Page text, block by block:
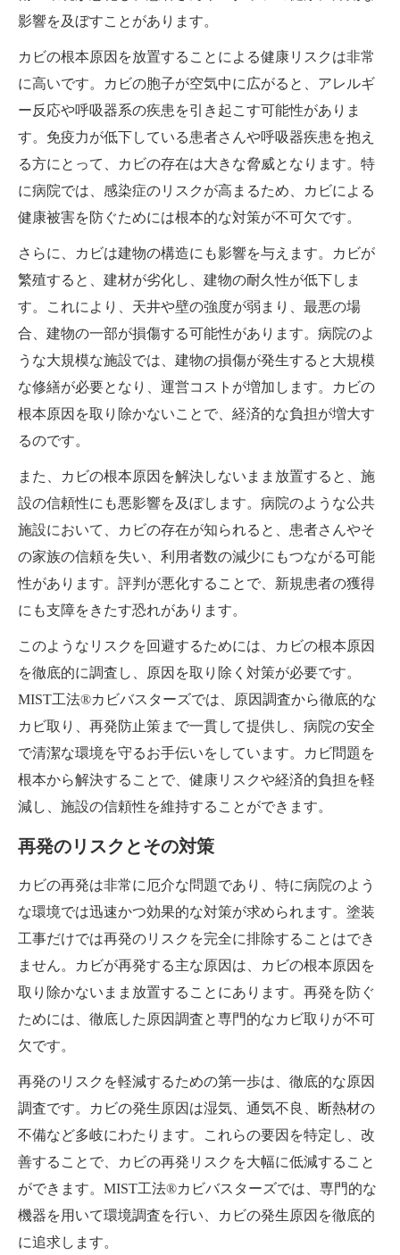
影響を及ぼすことがあります。
カビの根本原因を放置することによる健康リスクは非常
に高いです。カビの胞子が空気中に広がると、アレルギ
ー反応や呼吸器系の疾患を引き起こす可能性がありま
す。免疫力が低下している患者さんや呼吸器疾患を抱え
る方にとって、カビの存在は大きな脅威となります。特
に病院では、感染症のリスクが高まるため、カビによる
健康被害を防ぐためには根本的な対策が不可欠です。
さらに、カビは建物の構造にも影響を与えます。カビが
繁殖すると、建材が劣化し、建物の耐久性が低下しま
す。これにより、天井や壁の強度が弱まり、最悪の場
合、建物の一部が損傷する可能性があります。病院のよ
うな大規模な施設では、建物の損傷が発生すると大規模
な修繕が必要となり、運営コストが増加します。カビの
根本原因を取り除かないことで、経済的な負担が増大す
るのです。
また、カビの根本原因を解決しないまま放置すると、施
設の信頼性にも悪影響を及ぼします。病院のような公共
施設において、カビの存在が知られると、患者さんやそ
の家族の信頼を失い、利用者数の減少にもつながる可能
性があります。評判が悪化することで、新規患者の獲得
にも支障をきたす恐れがあります。
このようなリスクを回避するためには、カビの根本原因
を徹底的に調査し、原因を取り除く対策が必要です。
MIST工法®カビバスターズでは、原因調査から徹底的な
カビ取り、再発防止策まで一貫して提供し、病院の安全
で清潔な環境を守るお手伝いをしています。カビ問題を
根本から解決することで、健康リスクや経済的負担を軽
減し、施設の信頼性を維持することができます。
再発のリスクとその対策
カビの再発は非常に厄介な問題であり、特に病院のよう
な環境では迅速かつ効果的な対策が求められます。塗装
工事だけでは再発のリスクを完全に排除することはでき
ません。カビが再発する主な原因は、カビの根本原因を
取り除かないまま放置することにあります。再発を防ぐ
ためには、徹底した原因調査と専門的なカビ取りが不可
欠です。
再発のリスクを軽減するための第一歩は、徹底的な原因
調査です。カビの発生原因は湿気、通気不良、断熱材の
不備など多岐にわたります。これらの要因を特定し、改
善することで、カビの再発リスクを大幅に低減すること
ができます。MIST工法®カビバスターズでは、専門的な
機器を用いて環境調査を行い、カビの発生原因を徹底的
に追求します。